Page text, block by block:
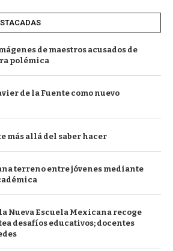
de maestros acusados de
polémica
de la Fuente como nuevo
más allá del saber hacer
terreno entre jóvenes mediante
Nueva Escuela Mexicana recoge
desafíos educativos; docentes